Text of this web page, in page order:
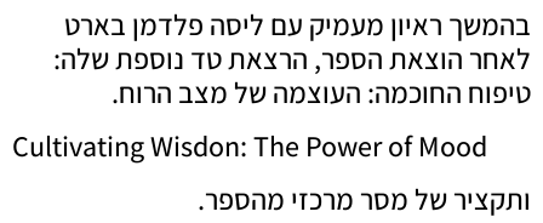
בהמשך ראיון מעמיק עם ליסה פלדמן בארט
לאחר הוצאת הספר, הרצאת טד נוספת שלה:
טיפוח החוכמה: העוצמה של מצב הרוח.
Cultivating Wisdon: The Power of Mood
ותקציר של מסר מרכזי מהספר.